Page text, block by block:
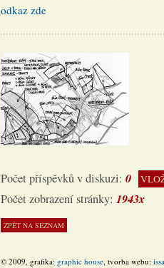
odkaz zde
Počet příspěvků v diskuzi: 0
Počet zobrazení stránky: 1943x
© 2009, grafika: graphic house, tvorba webu: